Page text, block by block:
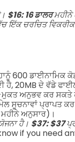
$16: 16 ਡਾਲਰ
ਇੱਕ ਚਰਚਿਤ
600 ਡਾਈਨਾਮਿਕ
ਹੈ, 20MB ਦੇ ਵੱਡੇ
ਮੁਕਤ ਅਨੁਭਵ ਕਰ
ਸੂਚਨਾਵਾਂ ਪ੍ਰਾਪਤ
ਅਨੁਸਾਰ)।
ਹੈ। $37: $37
if you need